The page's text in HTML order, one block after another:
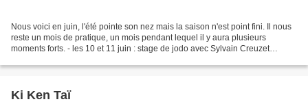
Nous voici en juin, l'été pointe son nez mais la saison n'est point fini. Il nous
reste un mois de pratique, un mois pendant lequel il y aura plusieurs
moments forts. - les 10 et 11 juin : stage de jodo avec Sylvain Creuzet
Ki Ken Taï